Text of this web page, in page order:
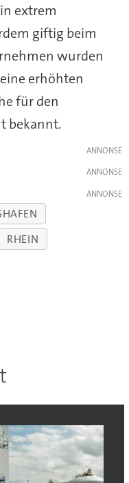
extrem
giftig beim
wurden
erhöhten
für den
bekannt.
RHEIN